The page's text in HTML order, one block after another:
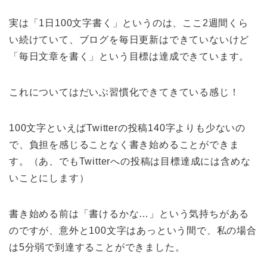
実は「1日100文字書く」というのは、ここ2週間くら
い続けていて、ブログを毎日更新はできていないけど
「毎日文章を書く」という目標は達成できています。
これについてはだいぶ習慣化できてきている感じ！
100文字といえばTwitterの投稿140字よりも少ないの
で、負担を感じることなく書き始めることができま
す。（あ、でもTwitterへの投稿は目標達成には含めな
いことにします）
書き始める前は「書けるかな…」という気持ちがある
のですが、意外と100文字はあっという間で、私の場合
は5分弱で到達することができました。